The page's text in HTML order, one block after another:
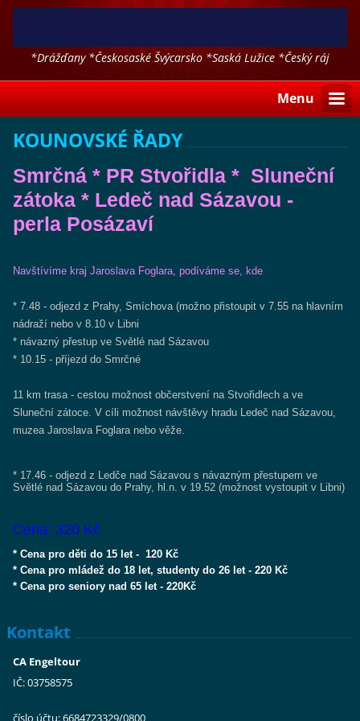
*Drážďany *Českosaské Švýcarsko *Saská Lužice *Český ráj
Menu
KOUNOVSKÉ ŘADY
Smrčná * PR Stvořidla * Sluneční
zátoka * Ledeč nad Sázavou -
perla Posázaví
Navštívíme kraj Jaroslava Foglara, podíváme se, kde
* 7.48 - odjezd z Prahy, Smíchova (možno přistoupit v 7.55 na hlavním
nádraží nebo v 8.10 v Libni
* návazný přestup ve Světlé nad Sázavou
* 10.15 - příjezd do Smrčné
11 km trasa - cestou možnost občerstvení na Stvořidlech a ve
Sluneční zátoce. V cíli možnost návštěvy hradu Ledeč nad Sázavou,
muzea Jaroslava Foglara nebo věže.
* 17.46 - odjezd z Ledče nad Sázavou s návazným přestupem ve
Světlé nad Sázavou do Prahy, hl.n. v 19.52 (možnost vystoupit v Libni)
Cena: 320 Kč
* Cena pro děti do 15 let - 120 Kč
* Cena pro mládež do 18 let, studenty do 26 let - 220 Kč
* Cena pro seniory nad 65 let - 220Kč
Kontakt
CA Engeltour
IČ: 03758575
číslo účtu: 6684723329/0800